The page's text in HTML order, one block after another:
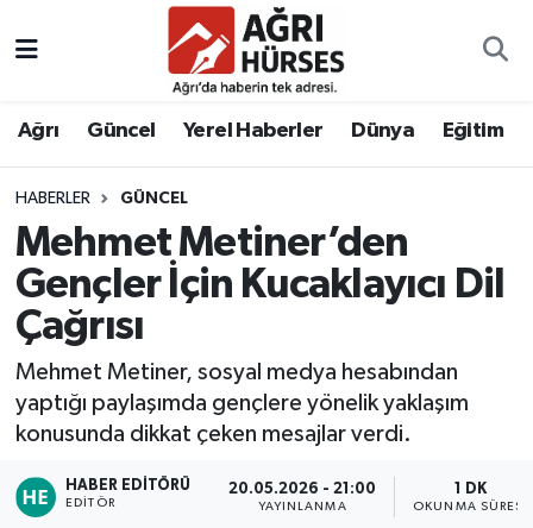
Ağrı Güncel Yerel Haberler Dünya Eğitim
HABERLER GÜNCEL
Mehmet Metiner’den
Gençler İçin Kucaklayıcı Dil
Çağrısı
Mehmet Metiner, sosyal medya hesabından
yaptığı paylaşımda gençlere yönelik yaklaşım
konusunda dikkat çeken mesajlar verdi.
HABER EDITÖRÜ
EDITÖR
20.05.2026 - 21:00
YAYINLANMA
1 DK
OKUNMA SÜRESI
Hava Durumu
Tüm Manşetler
Son Dakika Haberleri
Haber Arşivi